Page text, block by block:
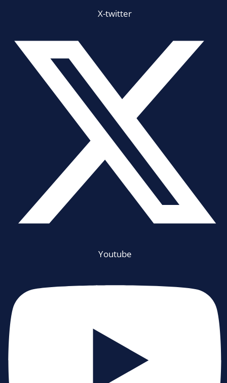
X-twitter
Youtube